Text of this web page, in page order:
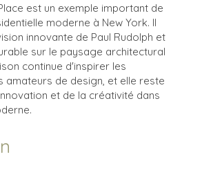
est un exemple important de
moderne à New York. Il
innovante de Paul Rudolph et
sur le paysage architectural
continue d'inspirer les
amateurs de design, et elle reste
et de la créativité dans